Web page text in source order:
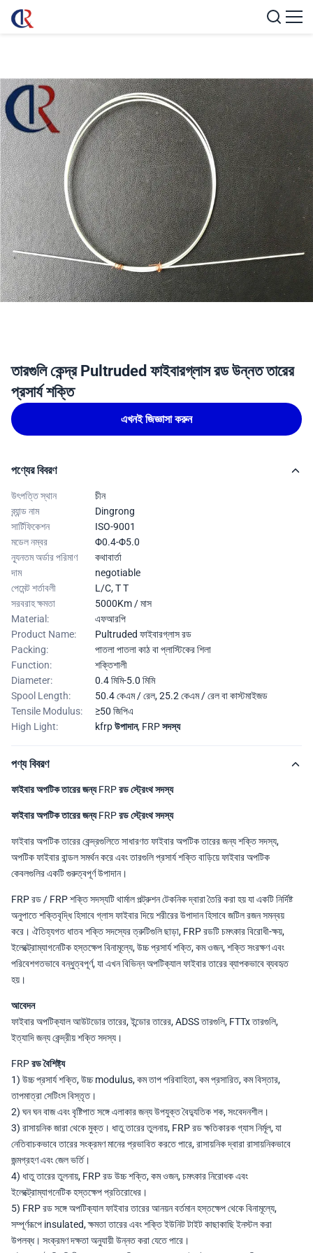
তারগুলি কেন্দ্র Pultruded ফাইবারগ্লাস রড উন্নত তারের
প্রসার্য শক্তি
এখনই জিজ্ঞাসা করুন
পণ্যের বিবরণ
উৎপত্তি স্থান
চীন
ব্র্যান্ড নাম
Dingrong
সার্টিফিকেশন
ISO-9001
মডেল নম্বর
Φ0.4-Φ5.0
ন্যূনতম অর্ডার পরিমাণ
কথাবার্তা
দাম
negotiable
পেমেন্ট শর্তাবলী
L/C, T T
সরবরাহ ক্ষমতা
5000Km / মাস
Material:
এফআরপি
Product Name:
Pultruded ফাইবারগ্লাস রড
Packing:
পাতলা পাতলা কাঠ বা প্লাস্টিকের শিলা
Function:
শক্তিশালী
Diameter:
0.4 মিমি-5.0 মিমি
Spool Length:
50.4 কেএম / রেল, 25.2 কেএম / রেল বা কাস্টমাইজড
Tensile Modulus:
≥50 জিপিএ
High Light:
kfrp উপাদান, FRP সদস্য
পণ্য বিবরণ
ফাইবার অপটিক তারের জন্য FRP রড স্ট্রেংথ সদস্য
ফাইবার অপটিক তারের জন্য FRP রড স্ট্রেংথ সদস্য
ফাইবার অপটিক তারের কেন্দ্রগুলিতে সাধারণত ফাইবার অপটিক তারের জন্য শক্তি সদস্য,
অপটিক ফাইবার বান্ডল সমর্থন করে এবং তারগুলি প্রসার্য শক্তি বাড়িয়ে ফাইবার অপটিক
কেবলগুলির একটি গুরুত্বপূর্ণ উপাদান।
FRP রড / FRP শক্তি সদস্যটি থার্মাল পল্ট্রুশন টেকনিক দ্বারা তৈরি করা হয় যা একটি নির্দিষ্ট
অনুপাতে শক্তিবৃদ্ধি হিসাবে গ্লাস ফাইবার দিয়ে শরীরের উপাদান হিসাবে জটিল রজন সমন্বয়
করে। ঐতিহ্যগত ধাতব শক্তি সদস্যের ত্রুটিগুলি ছাড়া, FRP রডটি চমৎকার বিরোধী-ক্ষয়,
ইলেক্ট্রোম্যাগনেটিক হস্তক্ষেপ বিনামূল্যে, উচ্চ প্রসার্য শক্তি, কম ওজন, শক্তি সংরক্ষণ এবং
পরিবেশগতভাবে বন্ধুত্বপূর্ণ, যা এখন বিভিন্ন অপটিক্যাল ফাইবার তারের ব্যাপকভাবে ব্যবহৃত
হয়।
আবেদন
ফাইবার অপটিক্যাল আউটডোর তারের, ইন্ডোর তারের, ADSS তারগুলি, FTTx তারগুলি,
ইত্যাদি জন্য কেন্দ্রীয় শক্তি সদস্য।
FRP রড বৈশিষ্ট্য
1) উচ্চ প্রসার্য শক্তি, উচ্চ modulus, কম তাপ পরিবাহিতা, কম প্রসারিত, কম বিস্তার,
তাপমাত্রা সেটিংস বিস্তৃত।
2) ঘন ঘন বাজ এবং বৃষ্টিপাত সঙ্গে এলাকার জন্য উপযুক্ত বৈদ্যুতিক শক, সংবেদনশীল।
3) রাসায়নিক জারা থেকে মুক্ত। ধাতু তারের তুলনায়, FRP রড ক্ষতিকারক গ্যাস নির্মূল, যা
নেতিবাচকভাবে তারের সংক্রমণ মানের প্রভাবিত করতে পারে, রাসায়নিক দ্বারা রাসায়নিকভাবে
জন্মগ্রহণ এবং জেল ভর্তি।
4) ধাতু তারের তুলনায়, FRP রড উচ্চ শক্তি, কম ওজন, চমৎকার নিরোধক এবং
ইলেক্ট্রোম্যাগনেটিক হস্তক্ষেপ প্রতিরোধের।
5) FRP রড সঙ্গে অপটিক্যাল ফাইবার তারের আনয়ন বর্তমান হস্তক্ষেপ থেকে বিনামূল্যে,
সম্পূর্ণরূপে insulated, ক্ষমতা তারের এবং শক্তি ইউনিট টাইট কাছাকাছি ইনস্টল করা
উপলব্ধ। সংক্রমণ দক্ষতা অনুযায়ী উন্নত করা যেতে পারে।